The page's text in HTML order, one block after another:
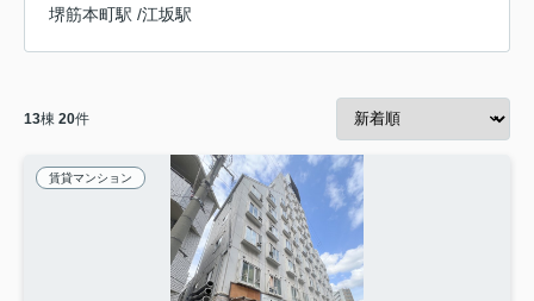
堺筋本町駅 /江坂駅
13棟 20件
賃貸マンション